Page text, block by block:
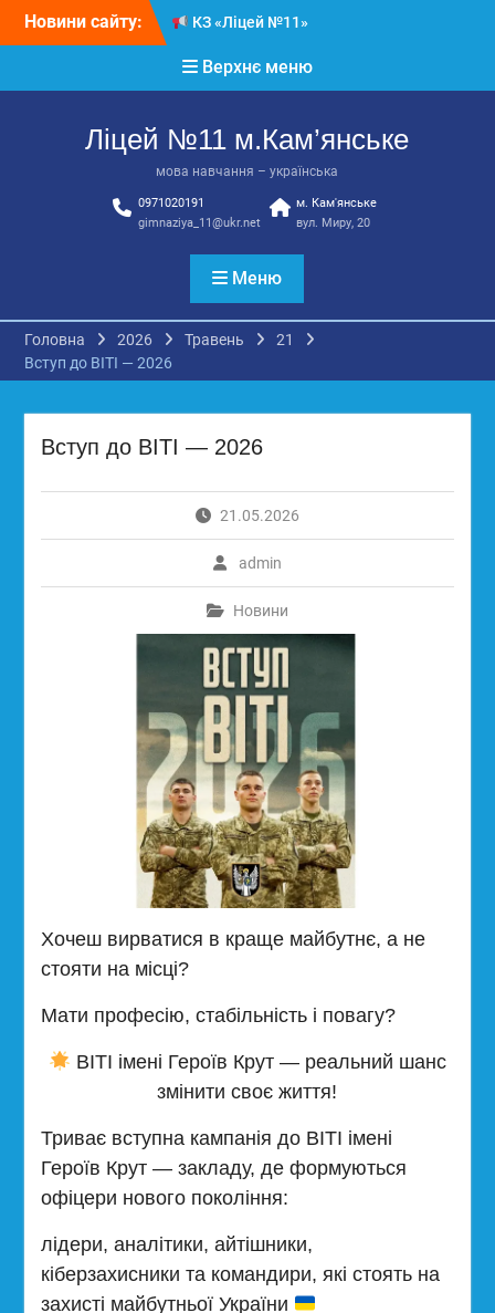
Новини сайту:
КЗ «Ліцей №11»
команди!
3 страхи, які найчастіше
виїхати з окупації
боротьби з дитячою
працею
Вступ з ТОТ до
українських закладів
освіти: міф чи правда?
Перевірте свої знання!
Верхнє меню
Ліцей №11 м.Кам’янське
мова навчання – українська
0971020191
gimnaziya_11@ukr.net
м. Кам'янське
вул. Миру, 20
Меню
Головна 2026 Травень
21
Вступ до ВІТІ — 2026
Вступ до ВІТІ — 2026
21.05.2026
admin
Новини
Хочеш вирватися в краще майбутнє, а не
стояти на місці?
Мати професію, стабільність і повагу?
ВІТІ імені Героїв Крут — реальний шанс
змінити своє життя!
Триває вступна кампанія до ВІТІ імені
Героїв Крут — закладу, де формуються
офіцери нового покоління:
лідери, аналітики, айтішники,
кіберзахисники та командири, які стоять на
захисті майбутньої України